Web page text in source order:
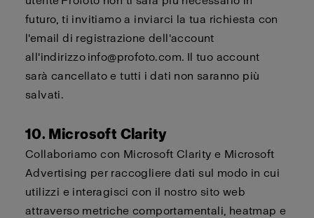
futuro, ti invitiamo a inviarci la tua richiesta con
l'email di registrazione dell'account
all'indirizzo info@profoto.com. Il tuo account
sarà cancellato e tutti i dati non saranno più
salvati.
10. Microsoft Clarity
Collaboriamo con Microsoft Clarity e Microsoft
Advertising per raccogliere dati sul modo in cui
utilizzi e interagisci con il nostro sito web
attraverso metriche comportamentali, heatmap e